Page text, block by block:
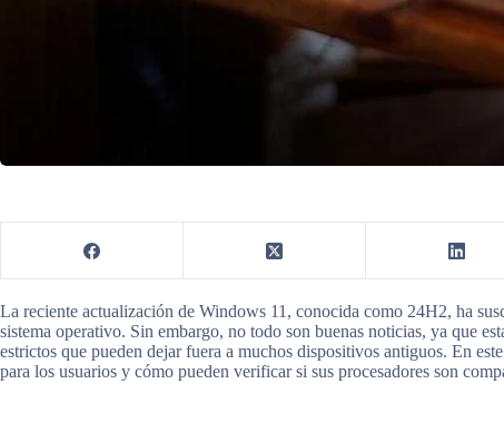
La reciente actualización de Windows 11, conocida como 24H2, ha
sistema operativo. Sin embargo, no todo son buenas noticias, ya que
estrictos que pueden dejar fuera a muchos dispositivos antiguos. En
para los usuarios y cómo pueden verificar si sus procesadores son